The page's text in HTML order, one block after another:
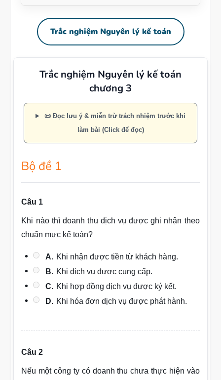
Trắc nghiệm Nguyên lý kế toán
Trắc nghiệm Nguyên lý kế toán
chương 3
📜 Đọc lưu ý & miễn trừ trách nhiệm trước khi
làm bài (Click để đọc)
Bộ đề 1
Câu 1
Khi nào thì doanh thu dịch vụ được ghi nhận theo
chuẩn mực kế toán?
A. Khi nhận được tiền từ khách hàng.
B. Khi dịch vụ được cung cấp.
C. Khi hợp đồng dịch vụ được ký kết.
D. Khi hóa đơn dịch vụ được phát hành.
Câu 2
Nếu một công ty có doanh thu chưa thực hiện vào